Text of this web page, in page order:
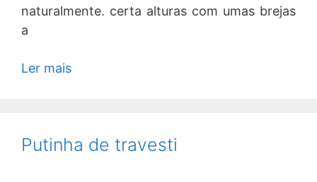
naturalmente. certa alturas com umas brejas
a
Ler mais
Putinha de travesti